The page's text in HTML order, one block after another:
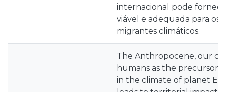
internacional pode
viável e adequada para os
migrantes climáticos.
The Anthropocene, our
humans as the precursor
in the climate of planet